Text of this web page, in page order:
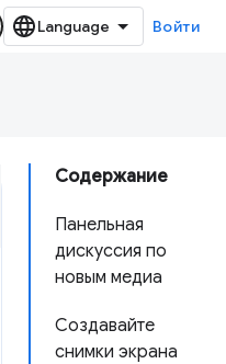
Войти
Содержание
Панельная
дискуссия по
новым медиа
Создавайте
снимки экрана